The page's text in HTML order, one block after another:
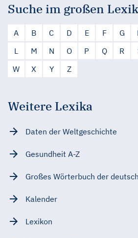
Suche im großen
A B C D E F G
L
M N O P Q R
W
X Y Z
Weitere Lexika
Daten der Weltgeschichte
Gesundheit A-Z
Großes Wörterbuch der
Kalender
Lexikon